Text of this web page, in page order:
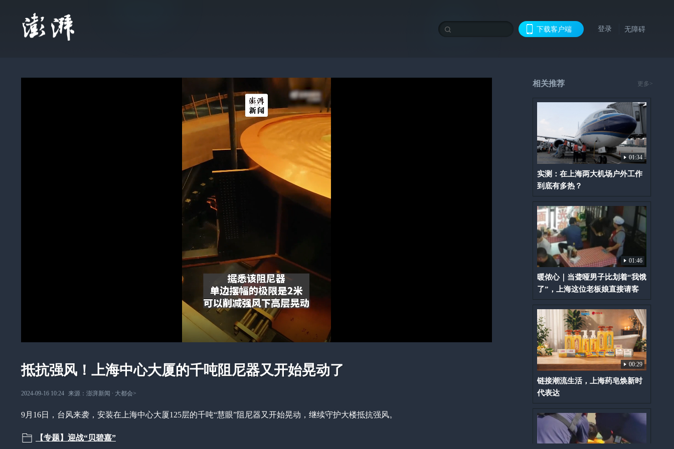
下载客户端 登录 无障碍
即将播放：实测：在上海两大机场户外工作到
底有多热？
秒后 进入自动播放
重播
抵抗强风！上海中心大厦的千吨阻尼器又开始晃动了
2024-09-16 10:24 来源： 澎湃新闻 ∙ 大都会>
9月16日，台风来袭，安装在上海中心大厦125层的千吨“慧眼”阻尼器又开始晃动，继续守护大楼抵抗强风。
【专题】迎战“贝碧嘉”
相关推荐 更多>
01:34
实测：在上海两大机场户外工作
到底有多热？
01:46
暖侬心｜当聋哑男子比划着“我饿
了”，上海这位老板娘直接请客
00:29
链接潮流生活，上海药皂焕新时
代表达